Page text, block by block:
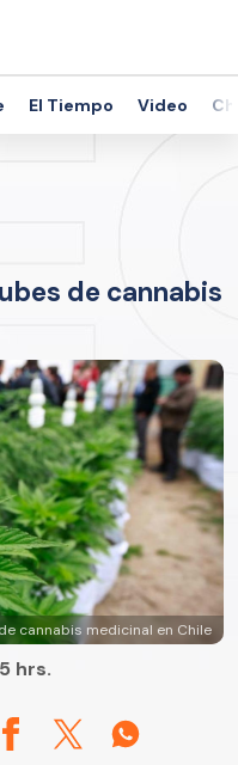
El Tiempo Video
de cannabis
cannabis medicinal en Chile
hrs.